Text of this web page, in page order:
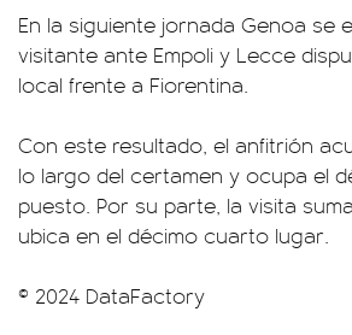
En la siguiente jornada Genoa se
visitante ante Empoli y Lecce
local frente a Fiorentina.
Con este resultado, el anfitrión
lo largo del certamen y ocupa el
puesto. Por su parte, la visita
ubica en el décimo cuarto lugar.
© 2024 DataFactory